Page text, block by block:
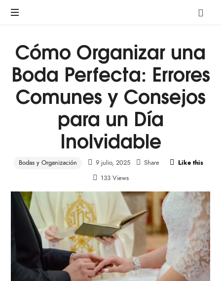
by
Cómo Organizar una
Boda Perfecta: Errores
Comunes y Consejos
para un Día
Inolvidable
Bodas y Organización 9 julio, 2025 Share
Like this
133 Views